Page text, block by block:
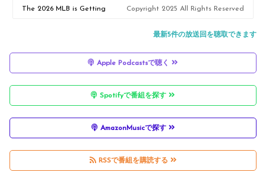
MLB Trade Deadline? | Ep. 66
The 2026 MLB is Getting Copyright 2025 All Rights Reserved
最新5件の放送回を聴取できます
Apple Podcastsで聴く
Spotifyで番組を探す
AmazonMusicで探す
RSSで番組を購読する